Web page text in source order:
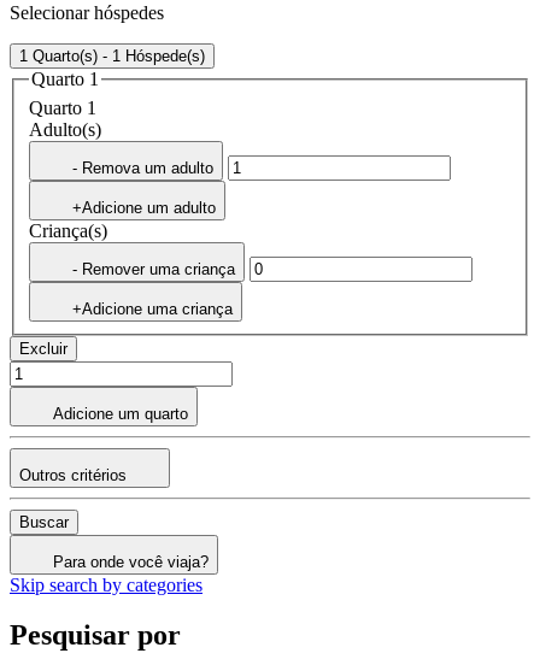
Selecionar hóspedes
1 Quarto(s) - 1 Hóspede(s)
Quarto 1
Quarto 1
Adulto(s)
- Remova um adulto
+Adicione um adulto
Criança(s)
- Remover uma criança
+Adicione uma criança
Excluir
Adicione um quarto
Outros critérios
Buscar
Para onde você viaja?
Skip search by categories
Pesquisar por